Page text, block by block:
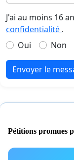
J'ai au moins 16
confidentialité .
Oui
Non
Envoyer le
Pétitions promues